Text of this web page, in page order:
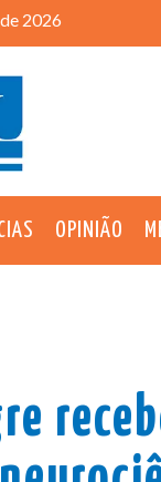
2026
OPINIÃO